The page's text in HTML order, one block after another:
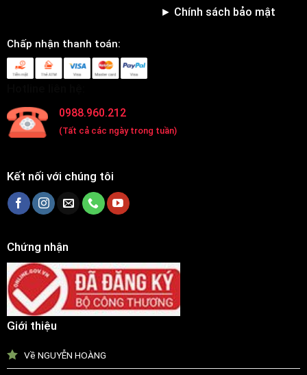
► Chính sách bảo mật
Chấp nhận thanh toán:
0988.960.212
(Tất cả các ngày trong tuần)
Kết nối với chúng tôi
Chứng nhận
Giới thiệu
Về NGUYỄN HOÀNG